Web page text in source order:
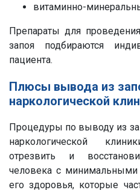
витаминно-
Препараты для
запоя подбираются
пациента.
Плюсы вывода из
наркологической
Процедуры по выводу из
наркологической
отрезвить и
человека с
его здоровья, которые